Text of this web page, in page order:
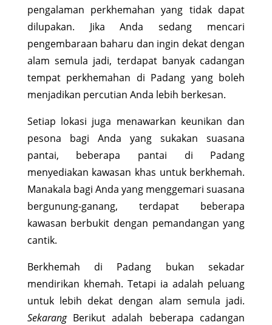
pengalaman perkhemahan yang tidak dapat
dilupakan. Jika Anda sedang mencari
pengembaraan baharu dan ingin dekat dengan
alam semula jadi, terdapat banyak cadangan
tempat perkhemahan di Padang yang boleh
menjadikan percutian Anda lebih berkesan.
Setiap lokasi juga menawarkan keunikan dan
pesona bagi Anda yang sukakan suasana
pantai, beberapa pantai di Padang
menyediakan kawasan khas untuk berkhemah.
Manakala bagi Anda yang menggemari suasana
bergunung-ganang, terdapat beberapa
kawasan berbukit dengan pemandangan yang
cantik.
Berkhemah di Padang bukan sekadar
mendirikan khemah. Tetapi ia adalah peluang
untuk lebih dekat dengan alam semula jadi.
SekarangBerikut adalah beberapa cadangan